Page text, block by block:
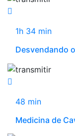
1h 34 min
Desvendando
48 min
Medicina de